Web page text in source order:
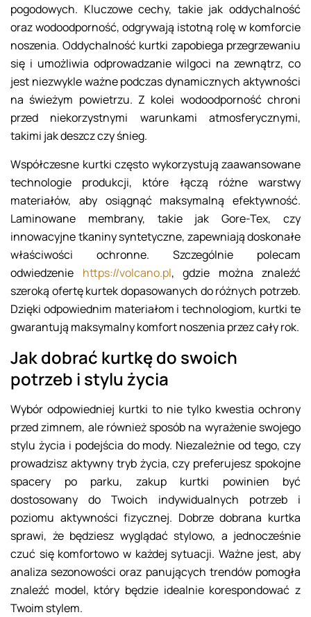
pogodowych. Kluczowe cechy, takie jak oddychalność
oraz wodoodporność, odgrywają istotną rolę w komforcie
noszenia. Oddychalność kurtki zapobiega przegrzewaniu
się i umożliwia odprowadzanie wilgoci na zewnątrz, co
jest niezwykle ważne podczas dynamicznych aktywności
na świeżym powietrzu. Z kolei wodoodporność chroni
przed niekorzystnymi warunkami atmosferycznymi,
takimi jak deszcz czy śnieg.
Współczesne kurtki często wykorzystują zaawansowane
technologie produkcji, które łączą różne warstwy
materiałów, aby osiągnąć maksymalną efektywność.
Laminowane membrany, takie jak Gore-Tex, czy
innowacyjne tkaniny syntetyczne, zapewniają doskonałe
właściwości ochronne. Szczególnie polecam
odwiedzenie https://volcano.pl, gdzie można znaleźć
szeroką ofertę kurtek dopasowanych do różnych potrzeb.
Dzięki odpowiednim materiałom i technologiom, kurtki te
gwarantują maksymalny komfort noszenia przez cały rok.
Jak dobrać kurtkę do swoich
potrzeb i stylu życia
Wybór odpowiedniej kurtki to nie tylko kwestia ochrony
przed zimnem, ale również sposób na wyrażenie swojego
stylu życia i podejścia do mody. Niezależnie od tego, czy
prowadzisz aktywny tryb życia, czy preferujesz spokojne
spacery po parku, zakup kurtki powinien być
dostosowany do Twoich indywidualnych potrzeb i
poziomu aktywności fizycznej. Dobrze dobrana kurtka
sprawi, że będziesz wyglądać stylowo, a jednocześnie
czuć się komfortowo w każdej sytuacji. Ważne jest, aby
analiza sezonowości oraz panujących trendów pomogła
znaleźć model, który będzie idealnie korespondować z
Twoim stylem.